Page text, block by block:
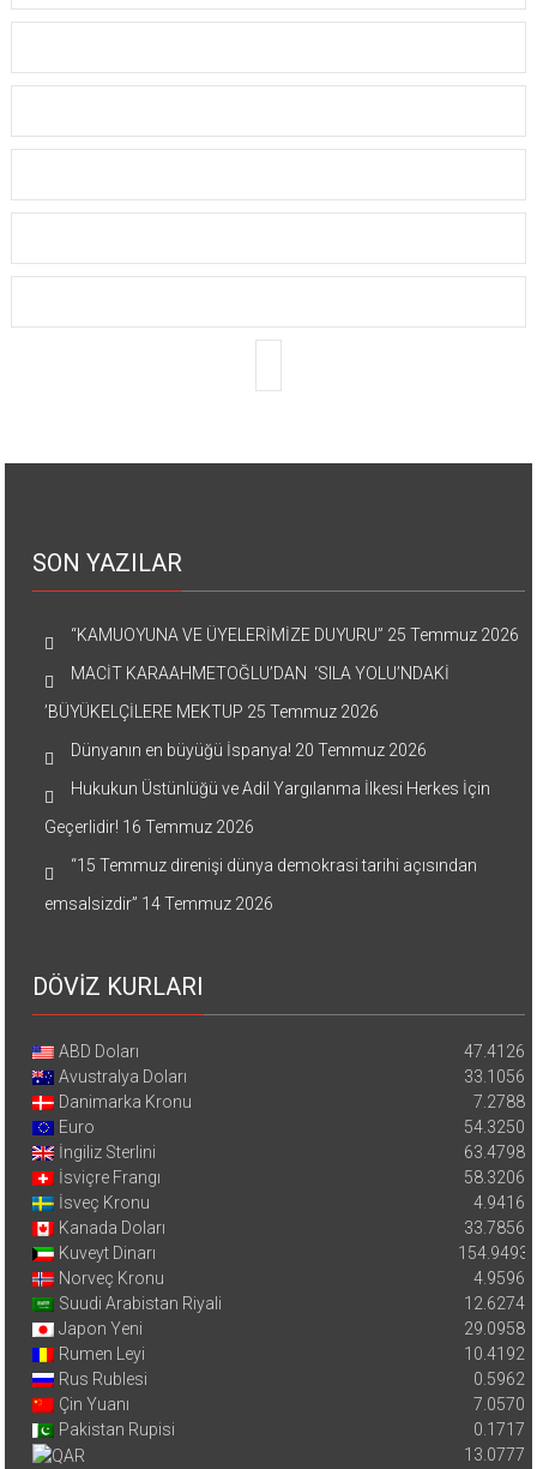
SON YAZILAR
“KAMUOYUNA VE ÜYELERİMİZE DUYURU” 25 Temmuz 2026
MACİT KARAAHMETOĞLU’DAN ‘SILA YOLU’NDAKİ
’BÜYÜKELÇİLERE MEKTUP 25 Temmuz 2026
Dünyanın en büyüğü İspanya! 20 Temmuz 2026
Hukukun Üstünlüğü ve Adil Yargılanma İlkesi Herkes İçin
Geçerlidir! 16 Temmuz 2026
“15 Temmuz direnişi dünya demokrasi tarihi açısından
emsalsizdir” 14 Temmuz 2026
DÖVİZ KURLARI
ABD Doları
47.4126
Avustralya Doları
33.1056
Danimarka Kronu
7.2788
Euro
54.3250
İngiliz Sterlini
63.4798
İsviçre Frangı
58.3206
İsveç Kronu
4.9416
Kanada Doları
33.7856
Kuveyt Dinarı
154.9493
Norveç Kronu
4.9596
Suudi Arabistan Riyali
12.6274
Japon Yeni
29.0958
Rumen Leyi
10.4192
Rus Rublesi
0.5962
Çin Yuanı
7.0570
Pakistan Rupisi
0.1717
13.0777